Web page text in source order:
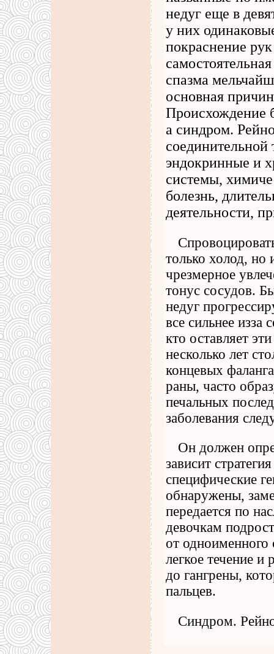
недуг еще в
у них
покраснение
спазма
основная
Происхождение
а синдром.
соединительной
эндокринные и
системы,
болезнь,
деятельности,
только холод, но
чрезмерное
тонус сосудов.
недуг
все сильнее
кто оставляет
несколько лет
концевых
раны, часто
печальных
заболевания
Он должен
зависит
специфические
обнаружены,
передается по
девочкам
от одноименного
легкое течение
до гангрены,
пальцев.
Синдром.